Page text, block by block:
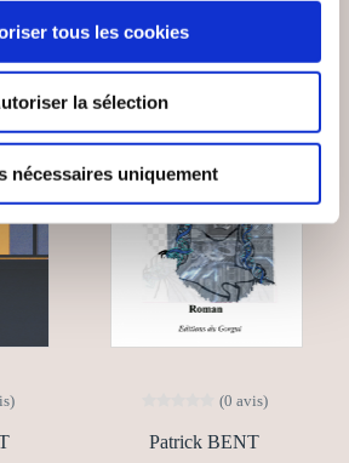
tous les cookies
la sélection
nécessaires uniquement
(0 avis)
Patrick BENT